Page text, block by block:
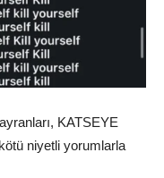
KATSEYE
niyetli yorumlarla